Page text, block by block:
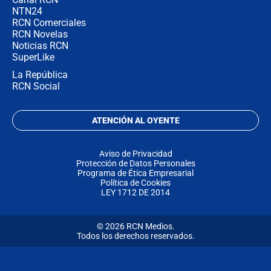
NTN24
RCN Comerciales
RCN Novelas
Noticias RCN
SuperLike
La República
RCN Social
ATENCIÓN AL OYENTE
Aviso de Privacidad
Protección de Datos Personales
Programa de Ética Empresarial
Política de Cookies
LEY 1712 DE 2014
© 2026 RCN Medios.
Todos los derechos reservados.